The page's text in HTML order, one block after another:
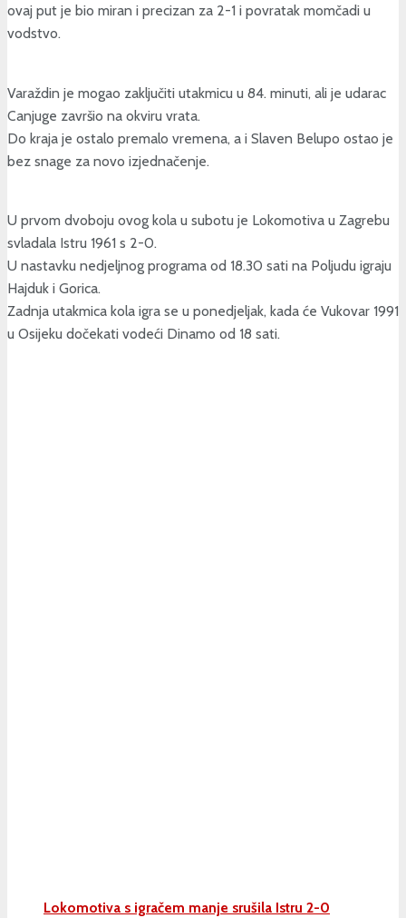
ovaj put je bio miran i precizan za 2-1 i povratak momčadi u
vodstvo.
Varaždin je mogao zaključiti utakmicu u 84. minuti, ali je udarac
Canjuge završio na okviru vrata.
Do kraja je ostalo premalo vremena, a i Slaven Belupo ostao je
bez snage za novo izjednačenje.
U prvom dvoboju ovog kola u subotu je Lokomotiva u Zagrebu
svladala Istru 1961 s 2-0.
U nastavku nedjeljnog programa od 18.30 sati na Poljudu igraju
Hajduk i Gorica.
Zadnja utakmica kola igra se u ponedjeljak, kada će Vukovar 1991
u Osijeku dočekati vodeći Dinamo od 18 sati.
Lokomotiva s igračem manje srušila Istru 2-0